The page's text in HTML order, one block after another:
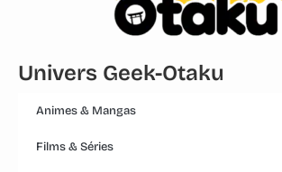
Univers Geek-Otaku
Animes & Mangas
Films & Séries